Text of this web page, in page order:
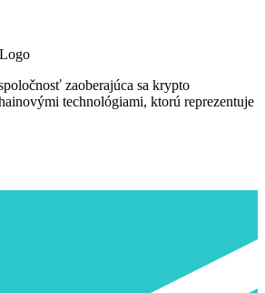
zaoberajúca sa krypto
technológiami, ktorú reprezentuje